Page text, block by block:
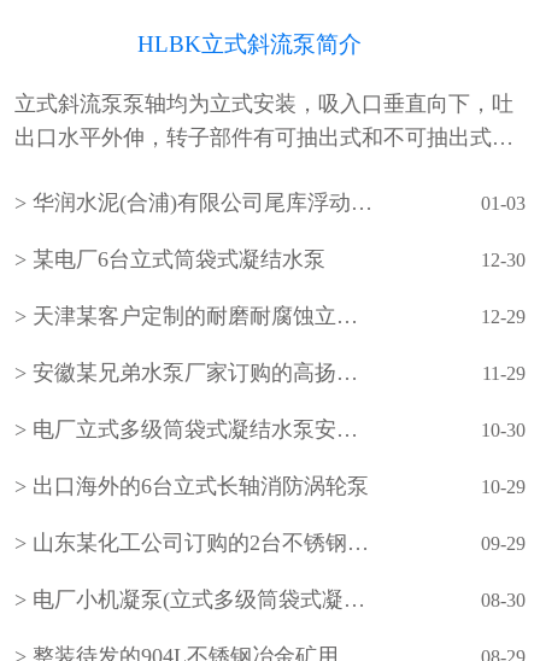
HLBK立式斜流泵简介
立式斜流泵泵轴均为立式安装，吸入口垂直向下，吐
出口水平外伸，转子部件有可抽出式和不可抽出式两
通常为一级，根据需要也可设计成多级。泵的轴承采
华润水泥(合浦)有限公司尾库浮动式取水泵站立式长轴泵安装现场 01-03
某电厂6台立式筒袋式凝结水泵 12-30
天津某客户定制的耐磨耐腐蚀立式长轴泵 12-29
安徽某兄弟水泵厂家订购的高扬程立式长轴泵 11-29
电厂立式多级筒袋式凝结水泵安装现场 10-30
出口海外的6台立式长轴消防涡轮泵 10-29
山东某化工公司订购的2台不锈钢立式长轴液下泵 09-29
电厂小机凝泵(立式多级筒袋式凝结水泵) 08-30